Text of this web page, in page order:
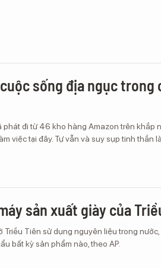
cuộc sống địa ngục trong
đi từ 46 kho hàng Amazon trên khắp
việc tại đây. Tự vẫn và suy sụp tinh thần
sản xuất giày của
Tiên sử dụng nguyên liệu trong nước,
bất kỳ sản phẩm nào, theo AP.